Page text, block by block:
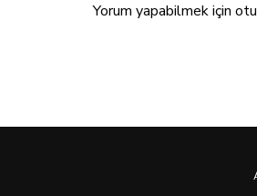
Yorum yapabilmek için